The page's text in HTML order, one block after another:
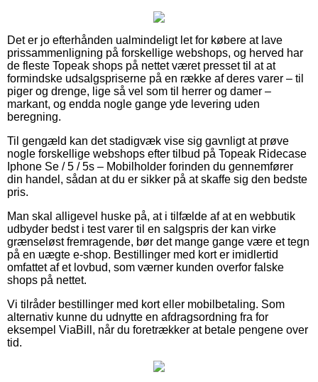
Det er jo efterhånden ualmindeligt let for købere at lave
prissammenligning på forskellige webshops, og herved har
de fleste Topeak shops på nettet været presset til at at
formindske udsalgspriserne på en række af deres varer – til
piger og drenge, lige så vel som til herrer og damer –
markant, og endda nogle gange yde levering uden
beregning.
Til gengæld kan det stadigvæk vise sig gavnligt at prøve
nogle forskellige webshops efter tilbud på Topeak Ridecase
Iphone Se / 5 / 5s – Mobilholder forinden du gennemfører
din handel, sådan at du er sikker på at skaffe sig den bedste
pris.
Man skal alligevel huske på, at i tilfælde af at en webbutik
udbyder bedst i test varer til en salgspris der kan virke
grænseløst fremragende, bør det mange gange være et tegn
på en uægte e-shop. Bestillinger med kort er imidlertid
omfattet af et lovbud, som værner kunden overfor falske
shops på nettet.
Vi tilråder bestillinger med kort eller mobilbetaling. Som
alternativ kunne du udnytte en afdragsordning fra for
eksempel ViaBill, når du foretrækker at betale pengene over
tid.